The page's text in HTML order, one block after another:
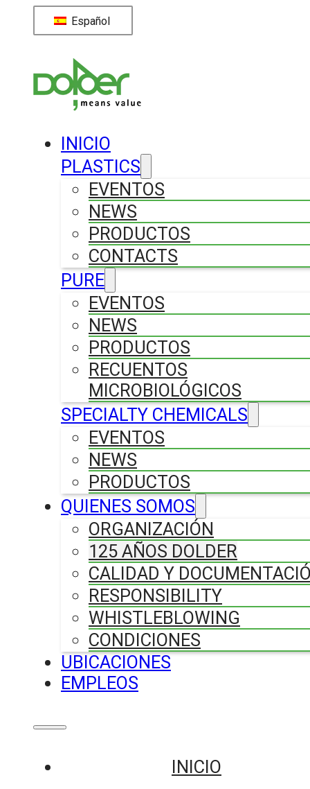
Español
INICIO
PLASTICS
EVENTOS
NEWS
PRODUCTOS
CONTACTS
PURE
EVENTOS
NEWS
PRODUCTOS
RECUENTOS
MICROBIOLÓGICOS
SPECIALTY CHEMICALS
EVENTOS
NEWS
PRODUCTOS
QUIENES SOMOS
ORGANIZACIÓN
125 AÑOS DOLDER
CALIDAD Y
RESPONSIBILITY
WHISTLEBLOWING
CONDICIONES
UBICACIONES
EMPLEOS
INICIO